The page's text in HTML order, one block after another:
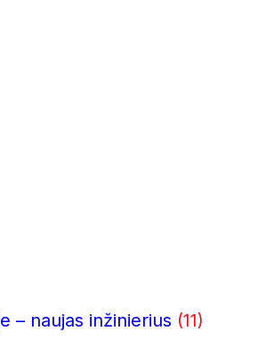
– naujas inžinierius (11)